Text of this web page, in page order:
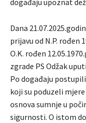
događaju upoznat
Dana
prijavu od N.P. rođen
O.K. rođen
zgrade PS Odžak
Po događaju
koji su poduzeli
osnova sumnje u
sigurnosti. O istom